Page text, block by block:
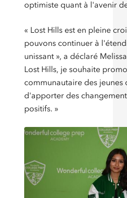
optimiste quant à l'avenir
« Lost Hills est en pleine
pouvons continuer à
unissant », a déclaré
Lost Hills, je souhaite
communautaire des jeunes
d'apporter des
positifs. »